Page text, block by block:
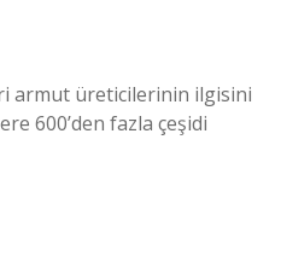
armut üreticilerinin ilgisini
600’den fazla çeşidi